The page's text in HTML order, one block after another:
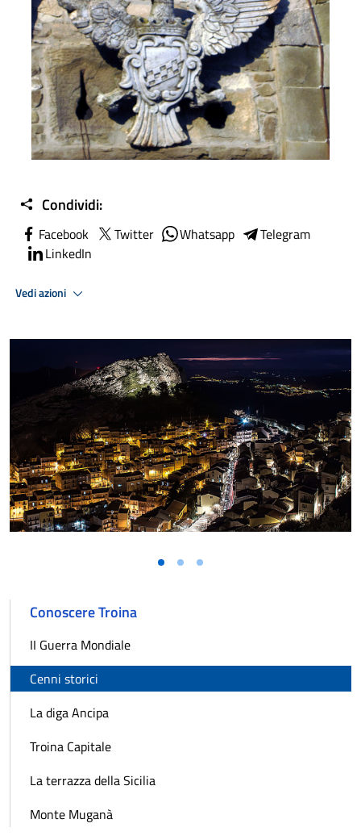
Condividi:
Facebook Twitter Whatsapp
Telegram
LinkedIn
Vedi azioni
Conoscere Troina
II Guerra Mondiale
Cenni storici
La diga Ancipa
Troina Capitale
La terrazza della Sicilia
Monte Muganà